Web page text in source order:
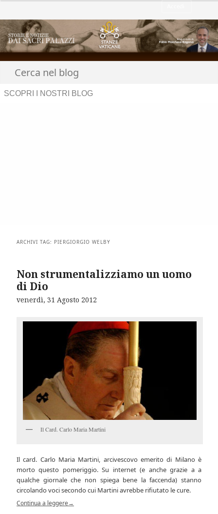
ARCHIVI TAG: PIERGIORGIO WELBY
Non strumentalizziamo un uomo
di Dio
venerdì, 31 Agosto 2012
Il Card. Carlo Maria Martini
Il card. Carlo Maria Martini, arcivescovo emerito di Milano è
morto questo pomeriggio. Su internet (e anche grazie a a
qualche giornale che non spiega bene la faccenda) stanno
circolando voci secondo cui Martini avrebbe rifiutato le cure.
Continua a leggere→